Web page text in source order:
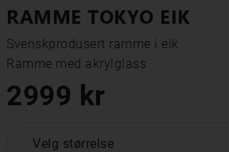
RAMME TOKYO EIK
Svenskprodusert ramme i eik
Ramme med akrylglass
2999 kr
Velg størrelse